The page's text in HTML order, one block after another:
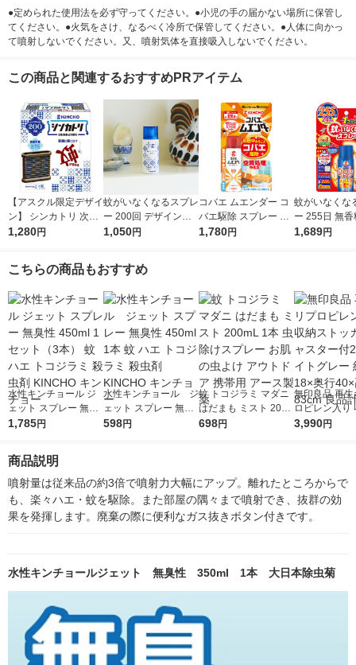
●定められた使用法を必ず守ってください。●小児の手の届かない場所に保管し
てください。●火気をさけ、なるべく冷所で保管してください。●人体に向かっ
て噴射しないでください。又、噴射気体を直接吸入しないでください。
この商品と関連するおすすめPRアイテム
【アスクル限定デザイ
ン】 シンカトリ 次世
代型 屋内蚊取り 電源
KINCHO キンチョー 1
1,280円
蚊がいなくなるスプレ
ー 200回 デザイン缶
無香料 12時間持続 蚊
ンチョー
1,050円
コバエ ムエンダー コ
バエ駆除 スプレー 80
プッシュ 最大120畳 1
1,780円
蚊がいなくな
ー 255日 無
間持続 蚊取り
1,689円
こちらの商品もおすすめ
水性キンチョール ジ
ェット スプレー 無臭
性 450ml 1セット（3
ンチョー
1,785円
水性キンチョール ジ
ェット スプレー 無臭
性 450ml 1本 蚊 ハエ
598円
蚊 トコジラミ マダニ
はだまも ミスト 200
mL 1本 虫除けスプレ
698円
無印良品 再生
ロピレン入り
トッカー キャ
3,990円
商品説明
噴射量は従来品の約3倍で噴射力大幅にアップ。離れたところからで
も、楽々ハエ・蚊を駆除。また部屋の隅々まで噴射でき、抜群の効
果を発揮します。廃棄の際に便利なガス抜きボタン付きです。
水性キンチョールジェット 無臭性 350ml 1本 大日本除虫菊